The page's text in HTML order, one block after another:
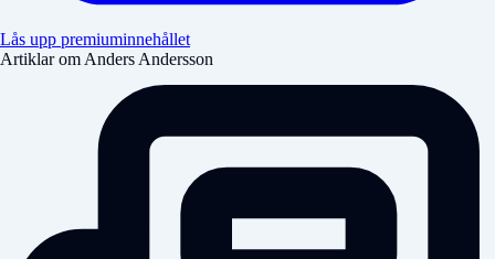
Lås upp premiuminnehållet
Artiklar om Anders Andersson